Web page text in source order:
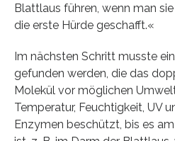
Blattlaus führen, wenn man
die erste Hürde geschafft.«
Im nächsten Schritt musste
gefunden werden, die das
Molekül vor möglichen
Temperatur, Feuchtigkeit, UV
Enzymen beschützt, bis es